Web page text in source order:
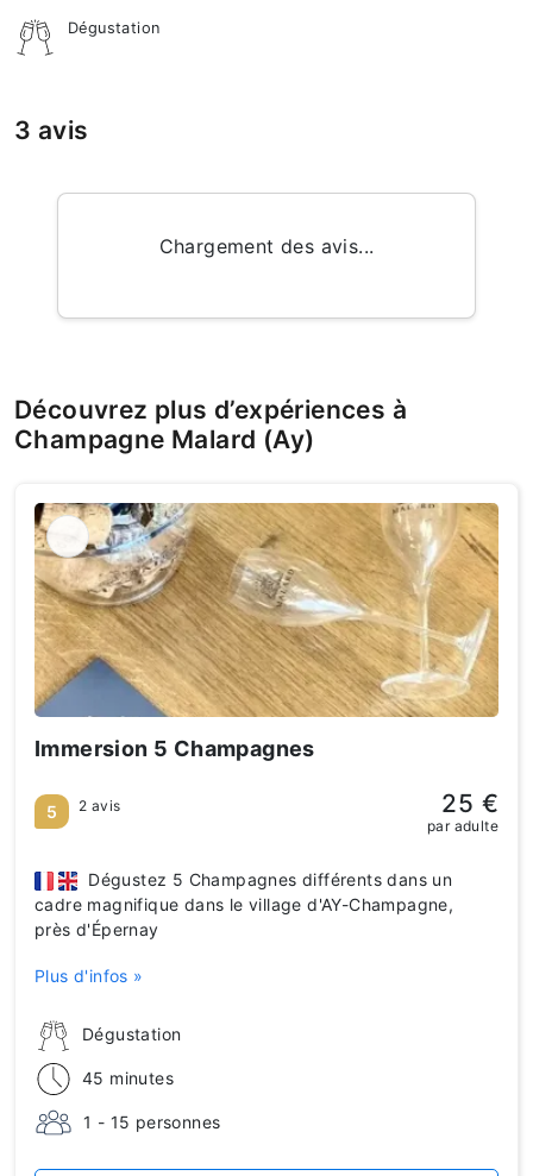
Dégustation
3 avis
Chargement des avis...
Découvrez plus d’expériences à
Champagne Malard (Ay)
Immersion 5 Champagnes
Dégustation
45 minutes
1 - 15 personnes
Dégustez 5 Champagnes différents dans un
cadre magnifique dans le village d'AY-Champagne,
près d'Épernay
Plus d'infos »
5 2 avis 25 €
par adulte